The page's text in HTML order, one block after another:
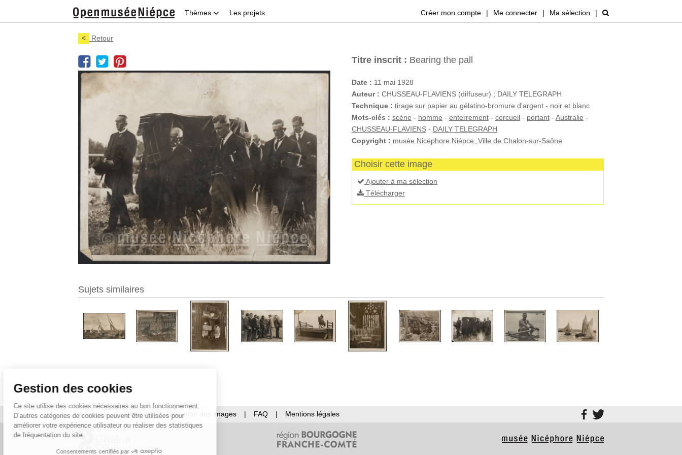
Thèmes Les projets Créer mon compte | Me connecter | Ma sélection |
< Retour
Titre inscrit : Bearing the pall
Date : 11 mai 1928
Auteur : CHUSSEAU-FLAVIENS (diffuseur) ; DAILY TELEGRAPH
Technique : tirage sur papier au gélatino-bromure d'argent - noir et blanc
Mots-clés : scène - homme - enterrement- cercueil- portant- Australie -
CHUSSEAU-FLAVIENS- DAILY TELEGRAPH
Copyright : musée Nicéphore Niépce, Ville de Chalon-sur-Saône
Choisir cette image
Ajouter à ma sélection
Télécharger
Sujets similaires
À propos | Contact | Utilisation des images | FAQ | Mentions légales
Gestion des cookies
Ce site utilise des cookies nécessaires au bon fonctionnement.
D’autres catégories de cookies peuvent être utilisées pour
améliorer votre expérience utilisateur ou réaliser des statistiques
de fréquentation du site.
Consentements certifiés par